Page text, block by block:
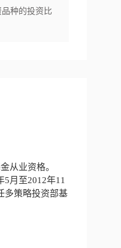
种的投资比
从业资格。
月至2012年11
多策略投资部基